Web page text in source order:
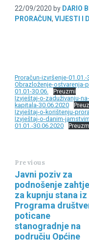
22/09/2020 by DARIO
PRORAČUN, VIJESTI I
Proračun-izvršenje-01.01.-
Obrazloženje-ostvarenja-
01.01-30.06.
Preuzmi
Izvještaj-o-zaduživanju-
kapitala-30.06.2020
Izvještaj-o-korištenju-
Izvještaj-o-danim-
01.01.-30.06.2020
Previous
Javni poziv za
podnošenje
za kupnju stana iz
Programa
poticane
stanogradnje na
području Općine